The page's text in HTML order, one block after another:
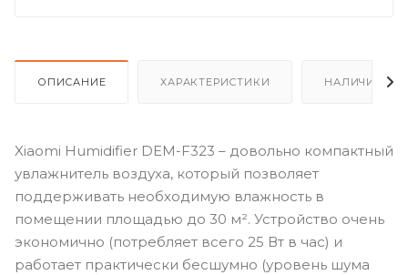
ОПИСАНИЕ ХАРАКТЕРИСТИКИ НАЛИЧИЕ
Xiaomi Humidifier DEM-F323 – довольно компактный
увлажнитель воздуха, который позволяет
поддерживать необходимую влажность в
помещении площадью до 30 м². Устройство очень
экономично (потребляет всего 25 Вт в час) и
работает практически бесшумно (уровень шума